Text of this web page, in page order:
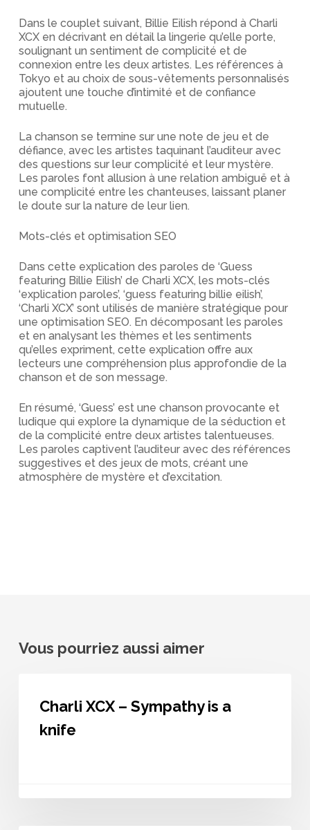
Dans le couplet suivant, Billie Eilish répond à Charli
XCX en décrivant en détail la lingerie qu’elle porte,
soulignant un sentiment de complicité et de
connexion entre les deux artistes. Les références à
Tokyo et au choix de sous-vêtements personnalisés
ajoutent une touche d’intimité et de confiance
mutuelle.
La chanson se termine sur une note de jeu et de
défiance, avec les artistes taquinant l’auditeur avec
des questions sur leur complicité et leur mystère.
Les paroles font allusion à une relation ambiguë et à
une complicité entre les chanteuses, laissant planer
le doute sur la nature de leur lien.
Mots-clés et optimisation SEO
Dans cette explication des paroles de ‘Guess
featuring Billie Eilish’ de Charli XCX, les mots-clés
‘explication paroles’, ‘guess featuring billie eilish’,
‘Charli XCX’ sont utilisés de manière stratégique pour
une optimisation SEO. En décomposant les paroles
et en analysant les thèmes et les sentiments
qu’elles expriment, cette explication offre aux
lecteurs une compréhension plus approfondie de la
chanson et de son message.
En résumé, ‘Guess’ est une chanson provocante et
ludique qui explore la dynamique de la séduction et
de la complicité entre deux artistes talentueuses.
Les paroles captivent l’auditeur avec des références
suggestives et des jeux de mots, créant une
atmosphère de mystère et d’excitation.
Vous pourriez aussi aimer
Sympathy
Charli XCX – Sympathy is a
knife